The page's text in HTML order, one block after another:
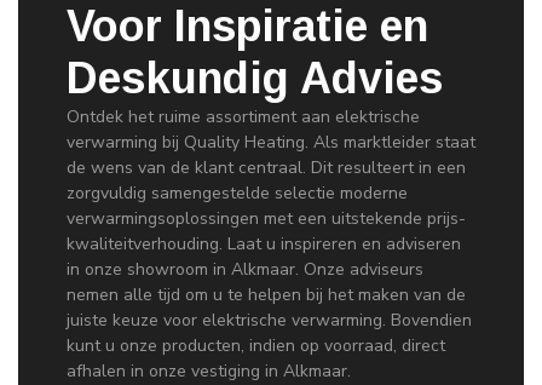
Voor Inspiratie en
Deskundig Advies
Ontdek het ruime assortiment aan elektrische
verwarming bij Quality Heating. Als marktleider staat
de wens van de klant centraal. Dit resulteert in een
zorgvuldig samengestelde selectie moderne
verwarmingsoplossingen met een uitstekende prijs-
kwaliteitverhouding. Laat u inspireren en adviseren
in onze showroom in Alkmaar. Onze adviseurs
nemen alle tijd om u te helpen bij het maken van de
juiste keuze voor elektrische verwarming. Bovendien
kunt u onze producten, indien op voorraad, direct
afhalen in onze vestiging in Alkmaar.